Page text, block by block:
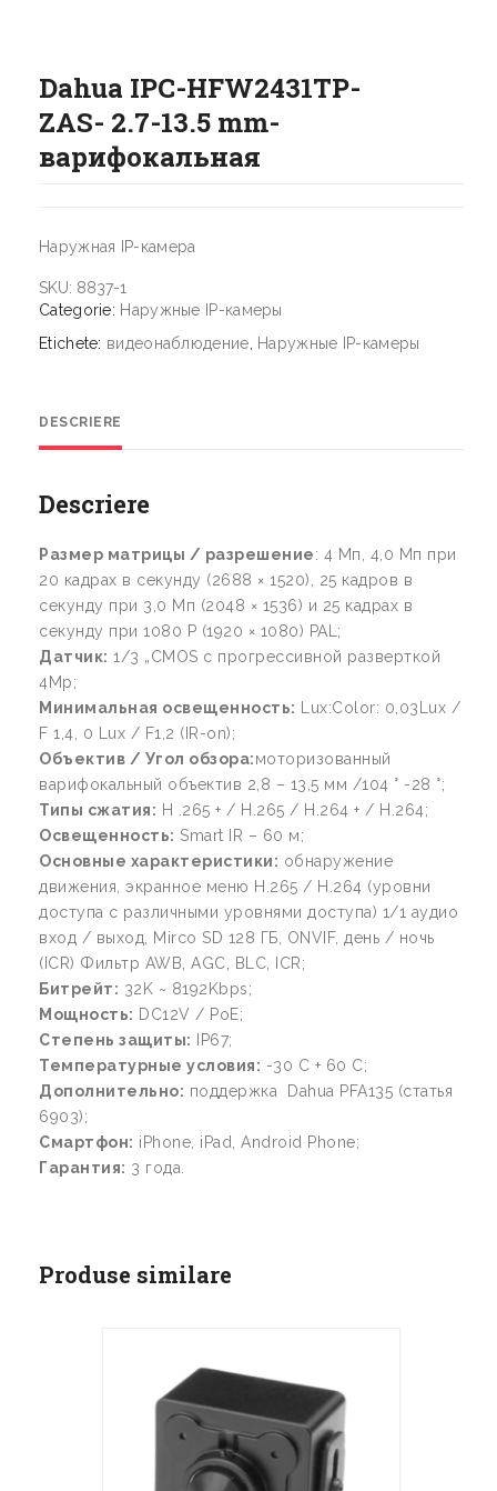
Dahua IPC-HFW2431TP-
ZAS- 2.7-13.5 mm-
варифокальная
Наружная IP-камера
SKU: 8837-1
Categorie: Наружные IP-камеры
Etichete: видеонаблюдение Наружные IP-камеры
DESCRIERE
Descriere
Размер матрицы / разрешение: 4 Мп, 4,0 Мп при
20 кадрах в секунду (2688 × 1520), 25 кадров в
секунду при 3,0 Мп (2048 × 1536) и 25 кадрах в
секунду при 1080 P (1920 × 1080) PAL;
Датчик: 1/3 „CMOS с прогрессивной разверткой
4Mp;
Минимальная освещенность: Lux:Color: 0,03Lux /
F 1,4, 0 Lux / F1,2 (IR-on);
Объектив / Угол обзора:моторизованный
варифокальный объектив 2,8 – 13,5 мм /104 ° -28 °;
Типы сжатия: H .265 + / H.265 / H.264 + / H.264;
Освещенность: Smart IR – 60 м;
Основные характеристики: обнаружение
движения, экранное меню H.265 / H.264 (уровни
доступа с различными уровнями доступа) 1/1 аудио
вход / выход, Mirco SD 128 ГБ, ONVIF, день / ночь
(ICR) Фильтр AWB, AGC, BLC, ICR;
Битрейт: 32K ~ 8192Kbps;
Мощность: DC12V / PoE;
Степень защиты: IP67;
Температурные условия: -30 С + 60 С;
Дополнительно: поддержка Dahua PFA135 (статья
6903);
Смартфон: iPhone, iPad, Android Phone;
Гарантия: 3 года.
Produse similare